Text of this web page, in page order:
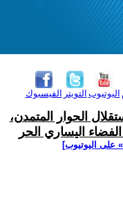
الفيسبوك التويتر اليوتيوب
الحوار المتمدن،
اليساري الحر
على اليوتيوب]